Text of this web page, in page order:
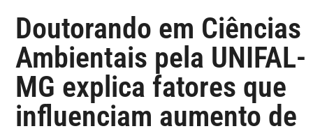
Doutorando em Ciências
Ambientais pela UNIFAL-
MG explica fatores que
influenciam aumento de